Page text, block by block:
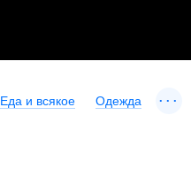
Еда и всякое Одежда ...